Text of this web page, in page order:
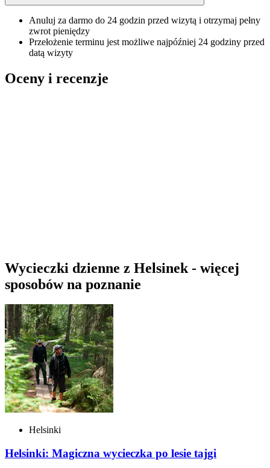
Anuluj za darmo do 24 godzin przed wizytą i otrzymaj pełny
zwrot pieniędzy
Przełożenie terminu jest możliwe najpóźniej 24 godziny przed
datą wizyty
Oceny i recenzje
Wycieczki dzienne z Helsinek - więcej
sposobów na poznanie
Helsinki
Helsinki: Magiczna wycieczka po lesie tajgi